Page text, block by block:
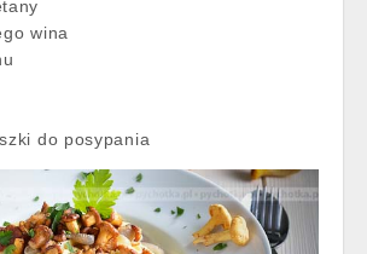
wina
do posypania